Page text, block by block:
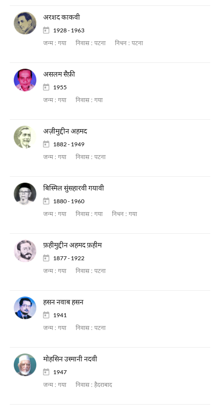
अरशद काकवी
1928 - 1963
जन्म : गया निवास : पटना निधन : पटना
असलम सैफ़ी
1955
जन्म : गया निवास : गया
अज़ीमुद्दीन अहमद
1882 - 1949
जन्म : गया निवास : पटना
बिस्मिल सुंसहारवी गयावी
1880 - 1960
जन्म : गया निवास : गया निधन : गया
फ़हीमुद्दीन अहमद फ़हीम
1877 - 1922
जन्म : गया निवास : पटना
हसन नवाब हसन
1941
जन्म : गया निवास : पटना
मोहसिन उस्मानी नदवी
1947
जन्म : गया निवास : हैदराबाद